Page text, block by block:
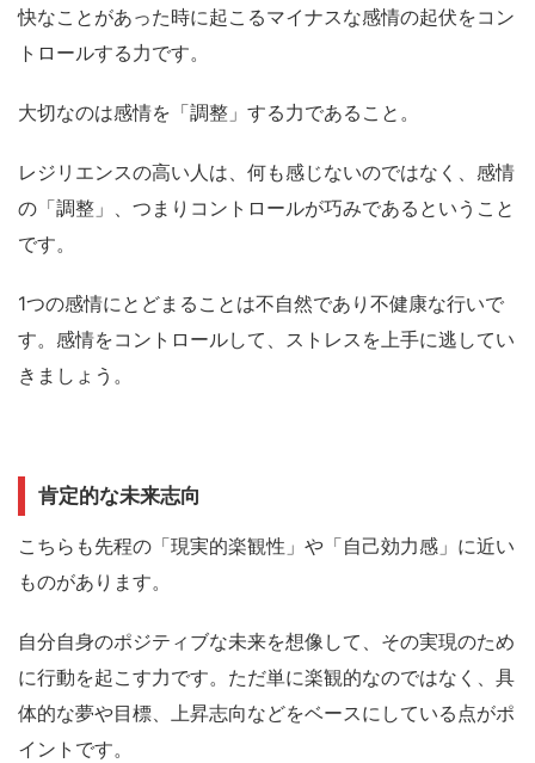
快なことがあった時に起こるマイナスな感情の起伏をコン
トロールする力です。
大切なのは感情を 「調整」 する力であること。
レジリエンスの高い人は、 何も感じないのではなく、感情
の「調整」、つまりコントロールが巧みである ということ
です。
1つの感情にとどまることは不自然であり不健康な行いで
す。 感情をコントロールして、ストレスを上手に逃してい
きましょう。
肯定的な未来志向
こちらも先程の「現実的楽観性」や「自己効力感」に近い
ものがあります。
自分自身のポジティブな未来を想像して、その実現のため
に行動を起こす力です。 ただ単に楽観的なのではなく、 具
体的な夢や目標、上昇志向などをベースにしている点がポ
イント です。